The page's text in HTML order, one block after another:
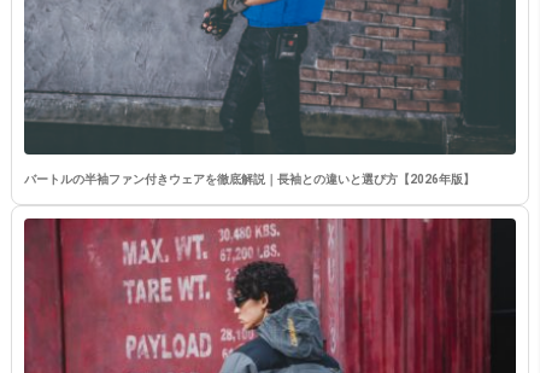
バートルの半袖ファン付きウェアを徹底解説｜長袖との違いと選び方【2026年版】